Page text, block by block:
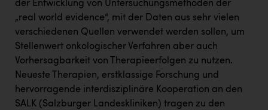
der Entwicklung von Untersuchungsmethoden der
„real world evidence“, mit der Daten aus sehr vielen
verschiedenen Quellen verwendet werden sollen, um
Stellenwert onkologischer Verfahren aber auch
Vorhersagbarkeit von Therapieerfolgen zu nutzen.
Neueste Therapien, erstklassige Forschung und
hervorragende interdisziplinäre Kooperation an den
SALK (Salzburger Landeskliniken) tragen zu den